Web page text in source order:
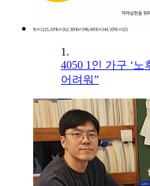
1.
4050 1인 가구 ‘노
어려워”